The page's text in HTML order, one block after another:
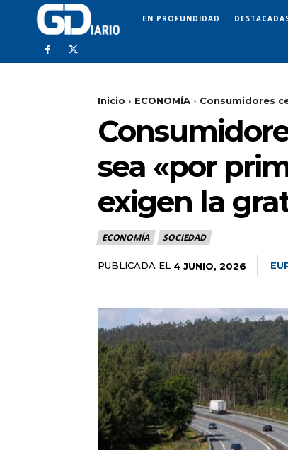
EN PROFUNDIDAD
Inicio ECONOMÍA Consumidores
sea «por
exigen la
ECONOMÍA SOCIEDAD
PUBLICADA EL 4 JUNIO, 2026